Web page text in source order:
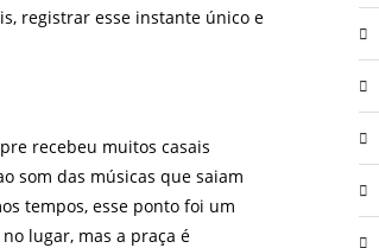
registrar esse instante único e
recebeu muitos casais
som das músicas que saiam
tempos, esse ponto foi um
lugar, mas a praça é